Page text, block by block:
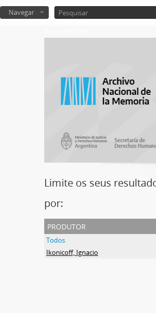
Navegar
Limite os seus
por:
produtor
Todos
Ikonicoff, Ignacio